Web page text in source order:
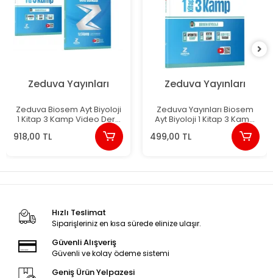
Zeduva Yayınları
Zeduva Biosem Ayt Biyoloji
1 Kitap 3 Kamp Video Ders
Kitabı Ve Soru Bankası
918,00 TL
Zeduva Yayınları
Zeduva Yayınları Biosem
Ayt Biyoloji 1 Kitap 3 Kamp
Video Ders Kitabı
499,00 TL
Hızlı Teslimat
Siparişleriniz en kısa sürede elinize ulaşır.
Güvenli Alışveriş
Güvenli ve kolay ödeme sistemi
Geniş Ürün Yelpazesi